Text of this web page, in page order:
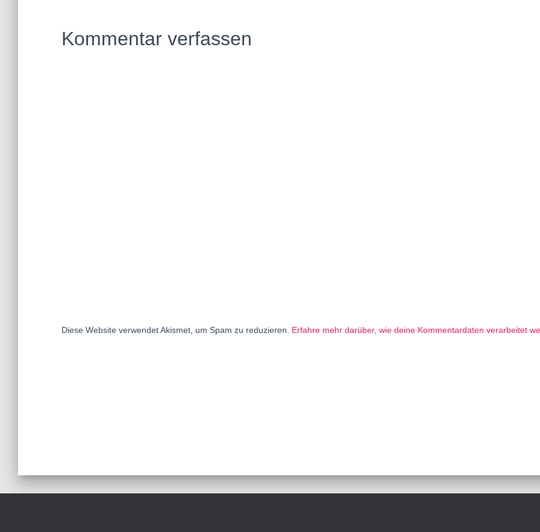
Kommentar verfassen
Diese Website verwendet Akismet, um Spam zu reduzieren. Erfahre mehr darüber, wie deine Kommentardaten verarbeitet